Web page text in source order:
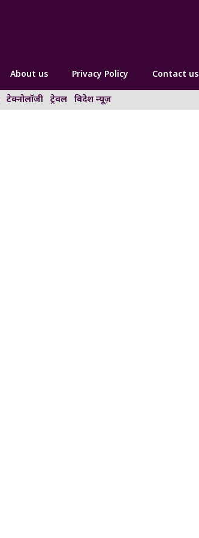
About us Privacy Policy Contact us
टेक्नोलॉजी ट्रेवल विदेश न्यूज़